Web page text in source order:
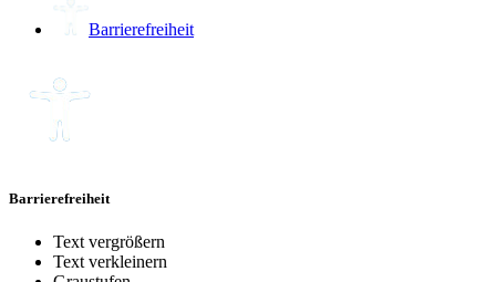
Barrierefreiheit
Barrierefreiheit
Text vergrößern
Text verkleinern